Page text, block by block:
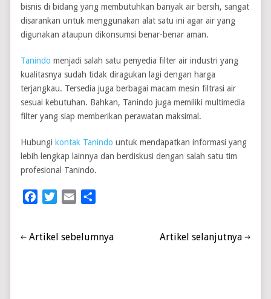
bisnis di bidang yang membutuhkan banyak air bersih, sangat
disarankan untuk menggunakan alat satu ini agar air yang
digunakan ataupun dikonsumsi benar-benar aman.
Tanindo menjadi salah satu penyedia filter air industri yang
kualitasnya sudah tidak diragukan lagi dengan harga
terjangkau. Tersedia juga berbagai macam mesin filtrasi air
sesuai kebutuhan. Bahkan, Tanindo juga memiliki multimedia
filter yang siap memberikan perawatan maksimal.
Hubungi kontak Tanindo untuk mendapatkan informasi yang
lebih lengkap lainnya dan berdiskusi dengan salah satu tim
profesional Tanindo.
FacebookTwitterEmail
Artikel sebelumnya Artikel selanjutnya